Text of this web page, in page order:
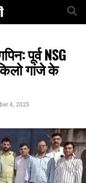
पूर्व NSG
गांजे के
4, 2025